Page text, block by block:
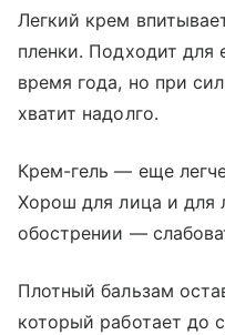
Легкий крем
пленки. Подходит для
время года, но при
хватит надолго.
Крем-гель — еще
Хорош для лица и для
обострении —
Плотный бальзам
который работает до